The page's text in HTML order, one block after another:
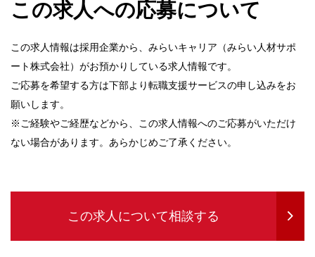
この求人への応募について
この求人情報は採用企業から、みらいキャリア（みらい人材サポ
ート株式会社）がお預かりしている求人情報です。
ご応募を希望する方は下部より転職支援サービスの申し込みをお
願いします。
※ご経験やご経歴などから、この求人情報へのご応募がいただけ
ない場合があります。あらかじめご了承ください。
この求人について相談する